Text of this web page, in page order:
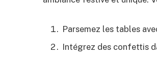
Parsemez les tables
Intégrez des confettis